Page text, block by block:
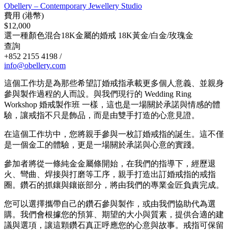
Obellery – Contemporary Jewellery Studio
費用 (港幣)
$12,000
選一種顏色混合18K金屬的婚戒 18K黃金/白金/玫瑰金
查詢
+852 2155 4198 /
info@obellery.com
這個工作坊是為那些希望訂婚戒指承載更多個人意義、並親身
參與製作過程的人而設。與我們現行的 Wedding Ring
Workshop 婚戒製作班 一樣，這也是一場關於承諾與情感的體
驗，讓戒指不只是飾品，而是由雙手打造的心意見證。
在這個工作坊中，您將親手參與一枚訂婚戒指的誕生。這不僅
是一個金工的體驗，更是一場關於承諾與心意的實踐。
參加者將從一條純金金屬條開始，在我們的指導下，經歷退
火、彎曲、焊接與打磨等工序，親手打造出訂婚戒指的戒指
圈。鑽石的抓鑲與鑲嵌部分，將由我們的專業金匠負責完成。
您可以選擇攜帶自己的鑽石參與製作，或由我們協助代為選
購。我們會根據您的預算、期望的大小與質素，提供合適的建
議與選項，讓這顆鑽石真正呼應您的心意與故事。戒指可保留